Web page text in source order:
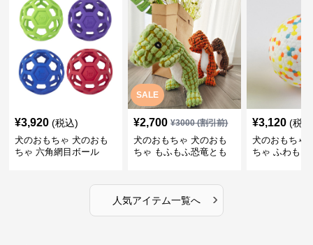
¥3,920 (税込)
犬のおもちゃ 犬のおも
ちゃ 六角網目ボール
SALE
¥2,700 ¥3000(割引前)
犬のおもちゃ 犬のおも
ちゃ もふもふ恐竜とも
¥3,120 (税
犬のおもちゃ
ちゃ ふわもこ
人気アイテム一覧へ ›